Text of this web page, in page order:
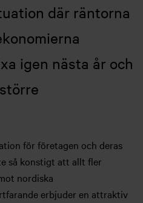
där räntorna
igen nästa år och
för företagen och deras
så konstigt att allt fler
nordiska
erbjuder en attraktiv